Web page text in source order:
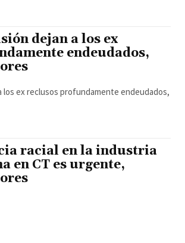
dejan a los ex
endeudados,
los ex reclusos profundamente endeudados,
racial en la industria
en CT es urgente,